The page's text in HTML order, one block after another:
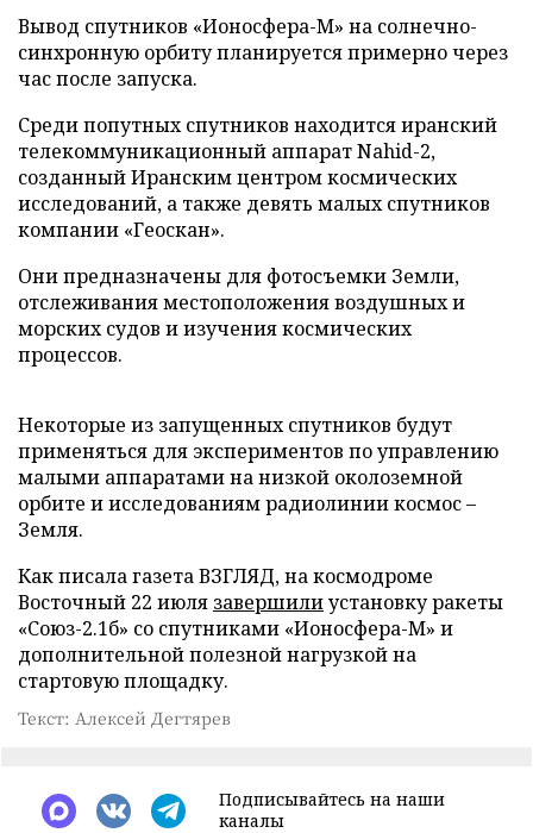
Вывод спутников «Ионосфера-М» на солнечно-
синхронную орбиту планируется примерно через
час после запуска.
Среди попутных спутников находится иранский
телекоммуникационный аппарат Nahid-2,
созданный Иранским центром космических
исследований, а также девять малых спутников
компании «Геоскан».
Они предназначены для фотосъемки Земли,
отслеживания местоположения воздушных и
морских судов и изучения космических
процессов.
Некоторые из запущенных спутников будут
применяться для экспериментов по управлению
малыми аппаратами на низкой околоземной
орбите и исследованиям радиолинии космос –
Земля.
Как писала газета ВЗГЛЯД, на космодроме
Восточный 22 июля завершилиустановку ракеты
«Союз-2.1б» со спутниками «Ионосфера-М» и
дополнительной полезной нагрузкой на
стартовую площадку.
Текст: Алексей Дегтярев
Подписывайтесь на наши
каналы